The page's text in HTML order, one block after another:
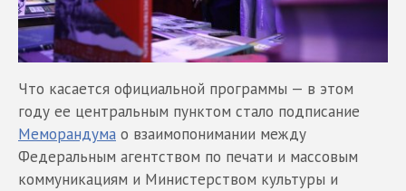
Что касается официальной программы — в этом
году ее центральным пунктом стало подписание
Меморандума о взаимопонимании между
Федеральным агентством по печати и массовым
коммуникациям и Министерством культуры и